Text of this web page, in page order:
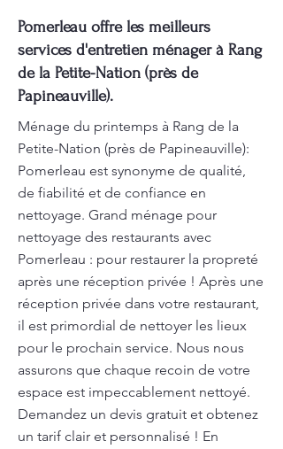
Pomerleau offre les meilleurs
services d'entretien ménager à Rang
de la Petite-Nation (près de
Papineauville).
Ménage du printemps à Rang de la
Petite-Nation (près de Papineauville):
Pomerleau est synonyme de qualité,
de fiabilité et de confiance en
nettoyage. Grand ménage pour
nettoyage des restaurants avec
Pomerleau : pour restaurer la propreté
après une réception privée ! Après une
réception privée dans votre restaurant,
il est primordial de nettoyer les lieux
pour le prochain service. Nous nous
assurons que chaque recoin de votre
espace est impeccablement nettoyé.
Demandez un devis gratuit et obtenez
un tarif clair et personnalisé ! En